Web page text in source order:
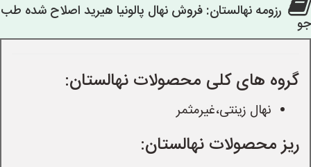
رزومه نهالستان: فروش نهال پالونیا هیرید اصلاح شده طب
جو
گروه های کلی محصولات نهالستان:
نهال زینتی،غیرمثمر
ریز محصولات نهالستان: